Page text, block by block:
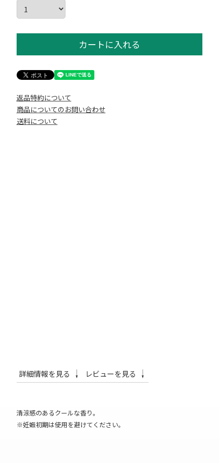
カートに入れる
返品特約について
商品についてのお問い合わせ
送料について
詳細情報を見る レビューを見る
清涼感のあるクールな香り。
※妊娠初期は使用を避けてください。